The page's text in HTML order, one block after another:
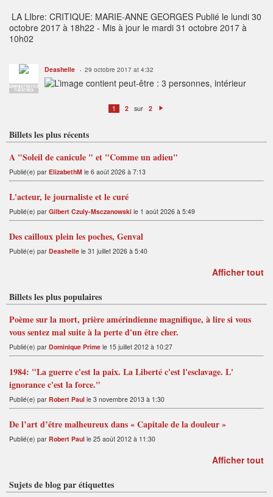
LA LIbre: CRITIQUE: MARIE-ANNE GEORGES Publié le lundi 30
octobre 2017 à 18h22 - Mis à jour le mardi 31 octobre 2017 à
10h02
ADMINISTRATEUR
THÉÂTRES
Deashelle 29 octobre 2017 at 4:32
1 2 sur 2
t
Billets les plus récents
A "Soleil de canicule " et "Comme un adieu"
Publié(e) par ElizabethM le 6 août 2026 à 7:13
L'acteur, le journaliste et le curé
Publié(e) par Gilbert Czuly-Msczanowski le 1 août 2026 à 5:49
Des cailloux plein les poches, Genval
Publié(e) par Deashelle le 31 juillet 2026 à 5:40
Afficher tout
Billets les plus populaires
Poème sur la mort, prière amérindienne magnifique, à lire si vous
vous sentez mal suite à la perte d'un être cher.
Publié(e) par Dominique Prime le 15 juillet 2012 à 10:27
1984: "La guerre c'est la paix. La Liberté c'est l'esclavage. L'
ignorance c'est la force."
Publié(e) par Robert Paul le 3 novembre 2013 à 1:30
De l’art d’être malheureux dans « Capitale de la douleur »
Publié(e) par Robert Paul le 25 août 2012 à 11:30
Afficher tout
Sujets de blog par étiquettes